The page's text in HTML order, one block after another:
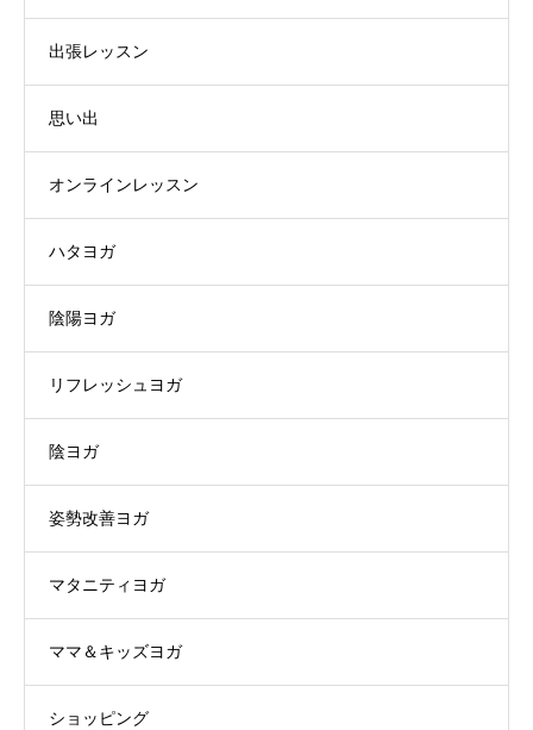
出張レッスン
思い出
オンラインレッスン
ハタヨガ
陰陽ヨガ
リフレッシュヨガ
陰ヨガ
姿勢改善ヨガ
マタニティヨガ
ママ＆キッズヨガ
ショッピング